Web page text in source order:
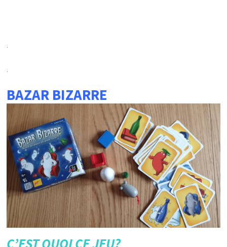
.
.
BAZAR BIZARRE
C’EST QUOI CE JEU?